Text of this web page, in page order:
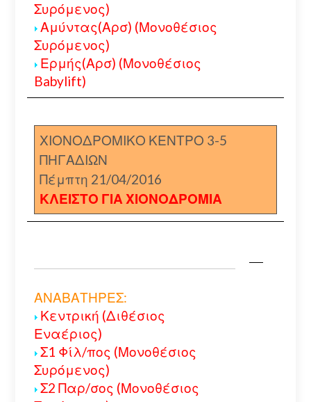
Συρόμενος)
Αμύντας(Αρσ) (Μονοθέσιος
Συρόμενος)
Ερμής(Αρσ) (Μονοθέσιος
Babylift)
ΧΙΟΝΟΔΡΟΜΙΚΟ ΚΕΝΤΡΟ 3-5
ΠΗΓΑΔΙΩΝ
Πέμπτη 21/04/2016
ΚΛΕΙΣΤΟ ΓΙΑ ΧΙΟΝΟΔΡΟΜΙΑ
ΑΝΑΒΑΤΗΡΕΣ:
Κεντρική (Διθέσιος
Εναέριος)
Σ1 Φίλ/πος (Μονοθέσιος
Συρόμενος)
Σ2 Παρ/σος (Μονοθέσιος